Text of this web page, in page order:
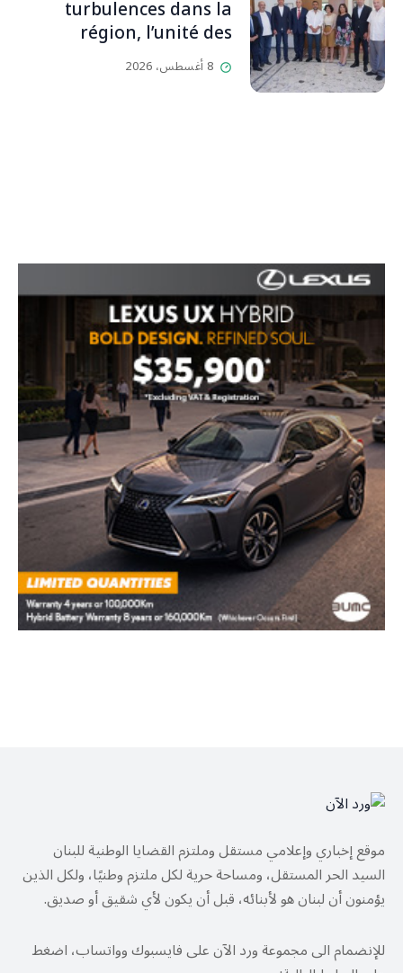
مستمرة (صور وVideo)
turbulences dans la
région, l’unité des
Libanais est primordiale
L’OLJ / Par Scarlett
8 أغسطس، 2026
موقع إخباري وإعلامي مستقل وملتزم القضايا الوطنية للبنان
السيد الحر المستقل، ومساحة حرية لكل ملتزم وطنيًا، ولكل الذين
يؤمنون أن لبنان هو لأبنائه، قبل أن يكون لأي شقيق أو صديق.
للإنضمام الى مجموعة ورد الآن على فايسبوك وواتساب، اضغط